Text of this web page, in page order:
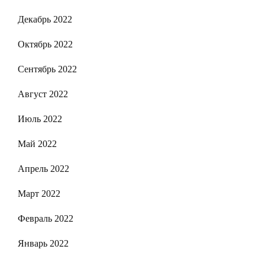
Декабрь 2022
Октябрь 2022
Сентябрь 2022
Август 2022
Июль 2022
Май 2022
Апрель 2022
Март 2022
Февраль 2022
Январь 2022